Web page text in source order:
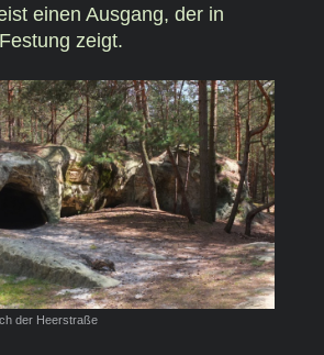
einen Ausgang, der in
zeigt.
der Heerstraße